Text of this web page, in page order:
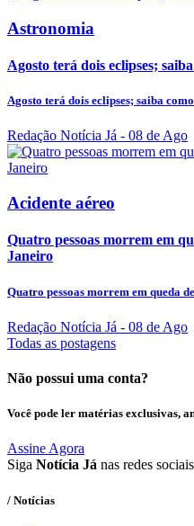
Astronomia
Agosto terá dois eclipses;
Agosto terá dois eclipses; saiba
Redação Notícia Já - 08 de Ago
Acidente aéreo
Quatro pessoas morrem em
Janeiro
Quatro pessoas morrem em queda
Redação Notícia Já - 08 de Ago
Todas as postagens
Não possui uma conta?
Você pode ler matérias exclusivas,
Assine Agora
Siga Notícia Já nas redes sociais
/ Notícias